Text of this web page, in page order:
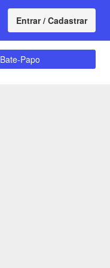
Entrar / Cadastrar
Bate-Papo